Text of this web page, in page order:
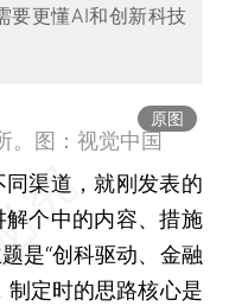
局成员、策略发展委员会非
会成员。
要更懂AI和创新科技
原图
。图：视觉中国
渠道，就刚发表的
解个中的内容、措施
是“创科驱动、金融
制定时的思路核心是